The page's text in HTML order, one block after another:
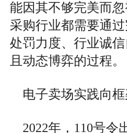
能因其不够完美而
采购行业都需要通
处罚力度、行业诚
且动态博弈的过程。
电子卖场实践向
2022年，110号